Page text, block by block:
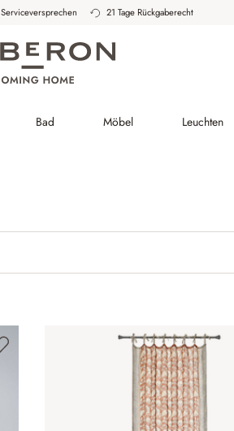
Serviceversprechen 21 Tage Rückgaberecht
Bad Möbel Leuchten